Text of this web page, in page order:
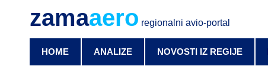
zamaaero regionalni avio-portal
HOME ANALIZE NOVOSTI IZ REGIJE